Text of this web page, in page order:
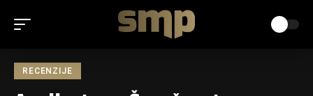
RECENZIJE